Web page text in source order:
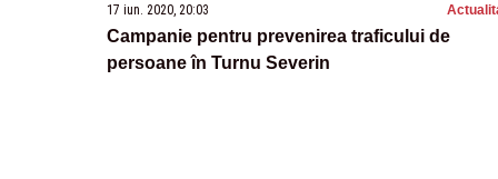
17 iun. 2020, 20:03
Campanie pentru prevenirea traficului de
persoane în Turnu Severin